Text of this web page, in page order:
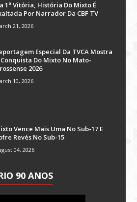
1ª Vitória, História Do Mixto É
Por Narrador Da CBF TV
21, 2026
Especial Da TVCA Mostra
Do Mixto No Mato-
2026
10, 2026
Vence Mais Uma No Sub-17 E
Revés No Sub-15
04, 2026
90 ANOS